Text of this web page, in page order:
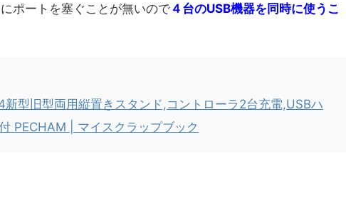
ポートを塞ぐことが無いので４台のUSB機器を同時に使うこ
新型旧型両用縦置きスタンド,コントローラ2台充電,USBハ
PECHAM | マイスクラップブック